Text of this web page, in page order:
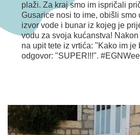
plaži. Za kraj smo im ispričali
Gusarice nosi to ime, obišli smo
izvor vode i bunar iz kojeg je
vodu za svoja kućanstva!
na upit tete iz vrtića: "Kako im
odgovor: "SUPER!!!".